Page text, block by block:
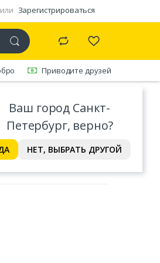
или Зарегистрироваться
Ваш город Санкт-
Петербург, верно?
НЕТ, ВЫБРАТЬ ДРУГОЙ
Приводите друзей